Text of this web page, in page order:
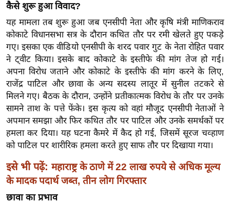
ई
-
पे
प
र
मि
सा
ल
बे
मि
सा
ल
कैसे शुरू हुआ विवाद?
यह मामला तब शुरू हुआ जब एनसीपी नेता और कृषि मंत्री माणिकराव
कोकाटे विधानसभा सत्र के दौरान कथित तौर पर रमी खेलते हुए पकड़े
गए। इसका एक वीडियो एनसीपी के शरद पवार गुट के नेता रोहित पवार
ने ट्वीट किया। इसके बाद कोकाटे के इस्तीफे की मांग तेज हो गई।
अपना विरोध जताने और कोकाटे के इस्तीफे की मांग करने के लिए,
राजेंद्र पाटिल और छावा के अन्य सदस्य लातूर में सुनील तटकरे से
मिलने गए। बैठक के दौरान, उन्होंने प्रतीकात्मक विरोध के तौर पर उनके
सामने ताश के पत्ते फेंके। इस कृत्य को वहां मौजूद एनसीपी नेताओं ने
अपमान समझा और फिर कथित तौर पर पाटिल और उनके समर्थकों पर
हमला कर दिया। यह घटना कैमरे में कैद हो गई, जिसमें सूरज चव्हाण
को पाटिल पर शारीरिक हमला करते हुए साफ तौर पर दिखाया गया।
इसे भी पढ़ें: महाराष्ट्र के ठाणे में 22 लाख रुपये से अधिक मूल्य
के मादक पदार्थ जब्त, तीन लोग गिरफ्तार
छावा का प्रभाव